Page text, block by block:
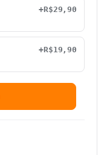
+R$29,90
+R$19,90